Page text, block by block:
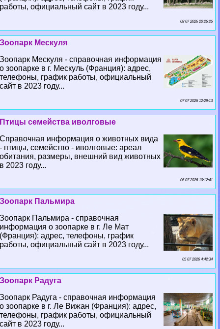
работы, официальный сайт в 2023 году...
08 07 2026 20:26:26
Зоопарк Мескуля
Зоопарк Мескуля - справочная информация
о зоопарке в г. Мескуль (Франция): адрес,
телефоны, график работы, официальный
сайт в 2023 году...
07 07 2026 12:29:13
Птицы семейства иволговые
Справочная информация о животных вида
- птицы, семейство - иволговые: ареал
обитания, размеры, внешний вид животных
в 2023 году...
06 07 2026 10:12:41
Зоопарк Пальмира
Зоопарк Пальмира - справочная
информация о зоопарке в г. Ле Мат
(Франция): адрес, телефоны, график
работы, официальный сайт в 2023 году...
05 07 2026 4:42:34
Зоопарк Радуга
Зоопарк Радуга - справочная информация
о зоопарке в г. Ле Вижан (Франция): адрес,
телефоны, график работы, официальный
сайт в 2023 году...